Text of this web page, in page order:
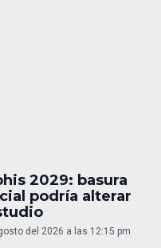
2029: basura
podría alterar
del 2026 a las 12:15 pm